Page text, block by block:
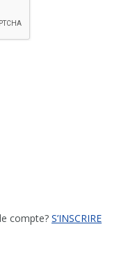
compte? S’INSCRIRE